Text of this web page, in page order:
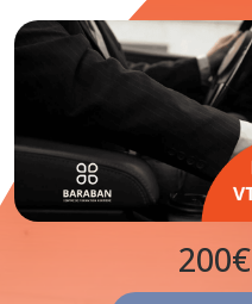
200€